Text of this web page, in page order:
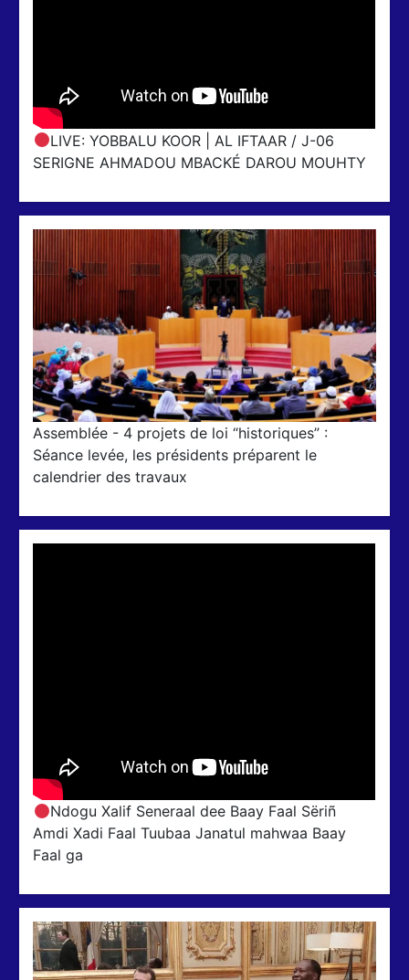
LIVE: YOBBALU KOOR | AL IFTAAR / J-06
SERIGNE AHMADOU MBACKÉ DAROU MOUHTY
Assemblée - 4 projets de loi “historiques” :
Séance levée, les présidents préparent le
calendrier des travaux
Ndogu Xalif Seneraal dee Baay Faal Sëriñ
Amdi Xadi Faal Tuubaa Janatul mahwaa Baay
Faal ga